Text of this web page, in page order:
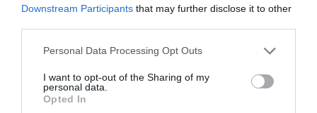
Downstream Participants that may further disclose it to other
Please note that this website/app uses one or more Google
not limited to your visit or usage behaviour. You may click to
grant or deny consent to Google and its third-party tags to
use your data for below specified purposes in below Google
Personal Data Processing Opt Outs
I want to opt-out of the Sharing of my
personal data.
Opted In